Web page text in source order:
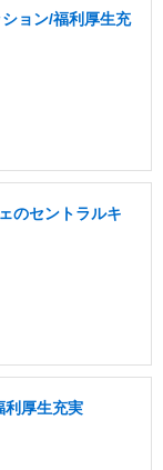
ョン/福利厚生充
のセントラルキ
利厚生充実